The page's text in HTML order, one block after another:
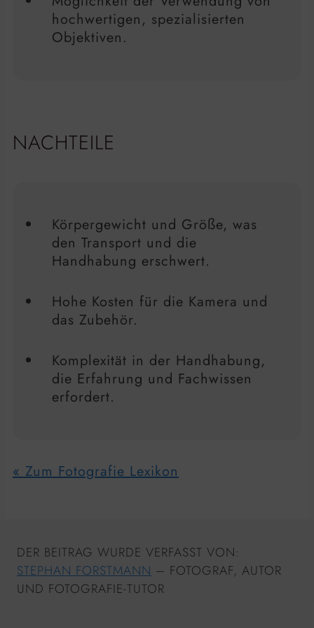
hochwertigen, spezialisierten
Objektiven.
NACHTEILE
Körpergewicht und Größe, was
den Transport und die
Handhabung erschwert.
Hohe Kosten für die Kamera und
das Zubehör.
Komplexität in der Handhabung,
die Erfahrung und Fachwissen
erfordert.
« Zum Fotografie Lexikon
DER BEITRAG WURDE VERFASST VON:
STEPHAN FORSTMANN – FOTOGRAF, AUTOR
UND FOTOGRAFIE-TUTOR